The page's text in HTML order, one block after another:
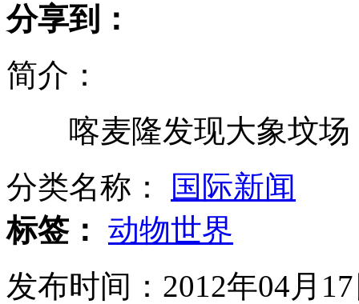
黑狗路中间“守护”被撞死同伴
菲美“肩并肩”联合军演举行
分享到：
简介：
喀麦隆发现大象坟场
分类名称：
国际新闻
标签： 动物世界
发布时间：2012年04月